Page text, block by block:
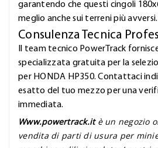
garantendo che questi cingoli
meglio anche sui terreni più avversi.
Consulenza Tecnica
Il team tecnico PowerTrack
specializzata gratuita per la
per HONDA HP350. Contattaci
esatto del tuo mezzo per una
immediata.
Www.powertrack.it è un negozio
vendita di parti di usura per